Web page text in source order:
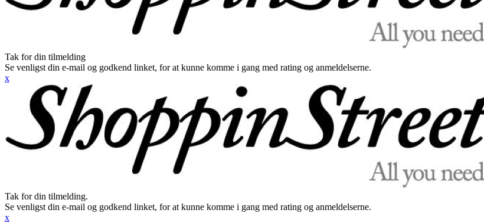
Tak for din tilmelding
Se venligst din e-mail og godkend linket, for at kunne komme i gang med rating og anmeldelserne.
x
Tak for din tilmelding.
Se venligst din e-mail og godkend linket, for at kunne komme i gang med rating og anmeldelserne.
x